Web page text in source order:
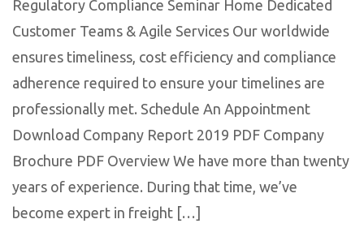
Regulatory Compliance Seminar Home Dedicated
Customer Teams & Agile Services Our worldwide
ensures timeliness, cost efficiency and compliance
adherence required to ensure your timelines are
professionally met. Schedule An Appointment
Download Company Report 2019 PDF Company
Brochure PDF Overview We have more than twenty
years of experience. During that time, we’ve
become expert in freight […]